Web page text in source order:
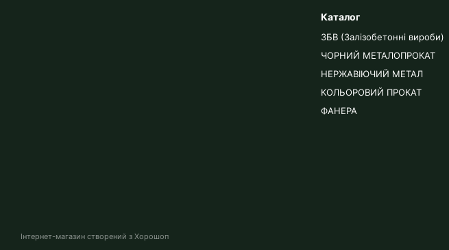
Інтернет-магазин створений з Хорошоп
Каталог
ЗБВ (Залізобетонні вироби)
ЧОРНИЙ МЕТАЛОПРОКАТ
НЕРЖАВІЮЧИЙ МЕТАЛ
КОЛЬОРОВИЙ ПРОКАТ
ФАНЕРА